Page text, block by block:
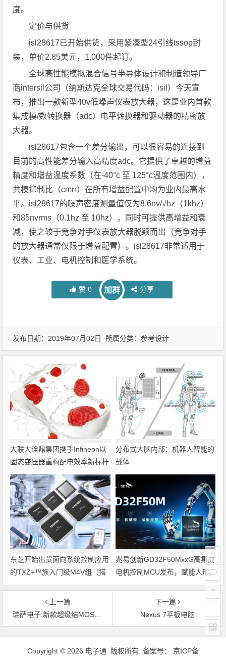
度。
定价与供货
isl28617已开始供货，采用紧凑型24引线tssop封
装，单价2.85美元，1,000件起订。
全球高性能模拟混合信号半导体设计和制造领导厂
商intersil公司（纳斯达克全球交易代码：isil）今天宣
布，推出一款新型40v低噪声仪表放大器，这是业内首款
集成模/数转换器（adc）电平转换器和驱动器的精密放
大器。
isl28617包含一个差分输出，可以很容易的连接到
目前的高性能差分输入高精度adc。它提供了卓越的增益
精度和增益温度系数（在-40°c 至 125°c温度范围内），
共模抑制比（cmrr）在所有增益配置中均为业内最高水
平。isl28617的噪声密度测量值仅为8.6nv/√hz（1khz）
和85nvrms（0.1hz 至 10hz），同时可提供高增益和衰
减，使之较于竞争对手仪表放大器脱颖而出（竞争对手
的放大器通常仅限于增益配置）。isl28617非常适用于
仪表、工业、电机控制和医学系统。
赞 0 加群 分享
发布日期：2019年07月02日 所属分类：参考设计
大联大诠鼎集团携手Infineon以
固态变压器重构配电效率新标杆
分布式大脑内部：机器人智能的
载体
东芝开始出货面向系统控制应用
的TXZ+™族入门级M4V组（搭
载Arm Cortex‑M4内核的标准微
控制器）工程样品
兆易创新GD32F50MxxG高集成
电机控制MCU发布，赋能人形
机器人关节驱动革新
上一篇
瑞萨电子:新款超级结MOSFET
下一篇
Nexus 7平板电脑
文章导航
Copyright © 2026 电子通 版权所有. 备案号： 京ICP备